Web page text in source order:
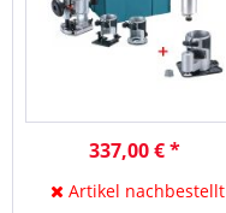
337,00 € *
Artikel nachbestellt